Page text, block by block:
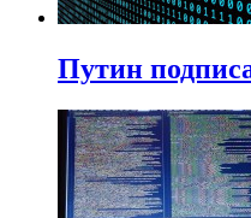
Путин